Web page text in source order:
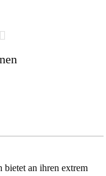
bietet an ihren extrem